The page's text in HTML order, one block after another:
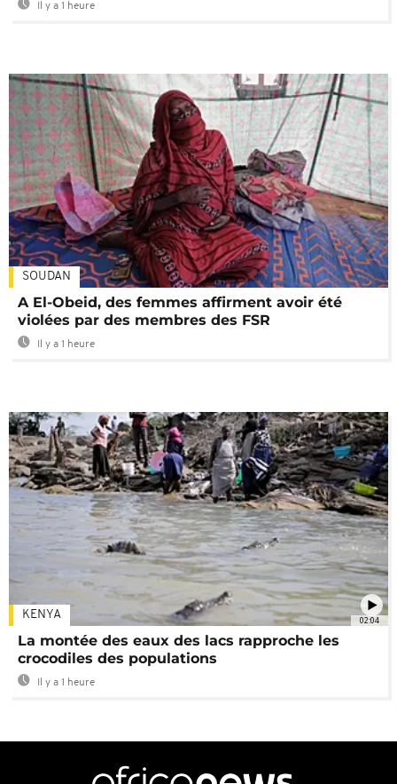
Il y a 1 heure
SOUDAN
A El-Obeid, des femmes affirment avoir été
violées par des membres des FSR
Il y a 1 heure
02:04
KENYA
La montée des eaux des lacs rapproche les
crocodiles des populations
Il y a 1 heure